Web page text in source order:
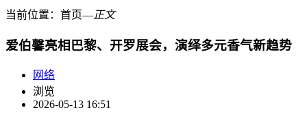
当前位置： 首页―正文
爱伯馨亮相巴黎、开罗展会，演绎多元香气新趋势
网络
浏览
2026-05-13 16:51